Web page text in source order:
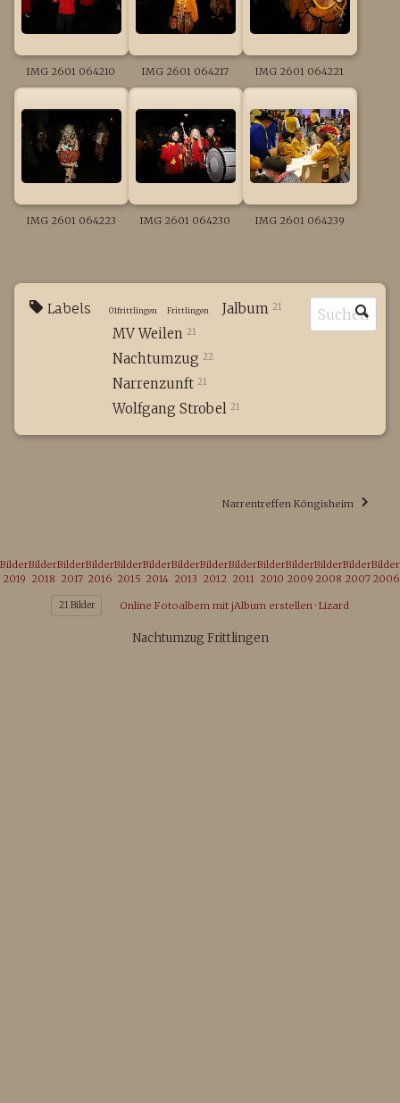
IMG 2601 064210 IMG 2601 064217 IMG 2601 064221
IMG 2601 064223 IMG 2601 064230 IMG 2601 064239
Labels 01frittlingen Frittlingen Jalbum 21
MV Weilen 21
Nachtumzug 22
Narrenzunft 21
Wolfgang Strobel 21
Narrentreffen Köngisheim
Bilder
2019
Bilder
2018
Bilder
2017
Bilder
2016
Bilder
2015
Bilder
2014
Bilder
2013
Bilder
2012
Bilder
2011
Bilder
2010
Bilder
2009
Bilder
2008
Bilder
2007
Bilder
2006
21 Bilder Online Fotoalbem mit jAlbum erstellen · Lizard
Nachtumzug Frittlingen